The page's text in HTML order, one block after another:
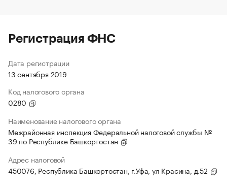
Регистрация ФНС
Дата регистрации
13 сентября 2019
Код налогового органа
0280
Наименование налогового органа
Межрайонная инспекция Федеральной налоговой службы №
39 по Республике Башкортостан
Адрес налоговой
450076, Республика Башкортостан, г.Уфа, ул Красина, д.52